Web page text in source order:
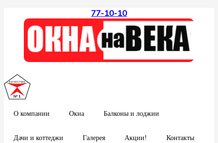
77-10-10
О компании Окна Балконы и лоджии
Дачи и коттеджи Галерея Акции! Контакты